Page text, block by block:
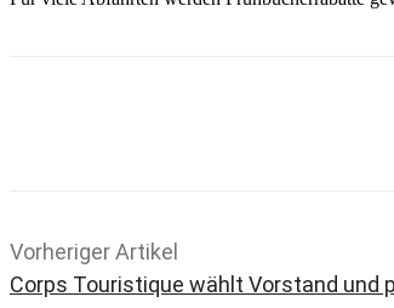
Vorheriger Artikel
Corps Touristique wählt Vorstand und